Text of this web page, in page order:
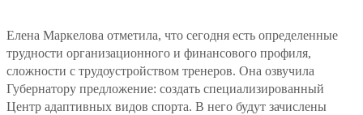
Елена Маркелова отметила, что сегодня есть определенные
трудности организационного и финансового профиля,
сложности с трудоустройством тренеров. Она озвучила
Губернатору предложение: создать специализированный
Центр адаптивных видов спорта. В него будут зачислены